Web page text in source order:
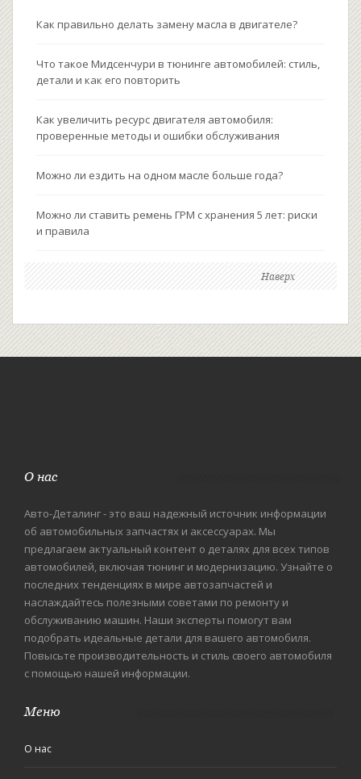
Как правильно делать замену масла в двигателе?
Что такое Мидсенчури в тюнинге автомобилей: стиль,
детали и как его повторить
Как увеличить ресурс двигателя автомобиля:
проверенные методы и ошибки обслуживания
Можно ли ездить на одном масле больше года?
Можно ли ставить ремень ГРМ с хранения 5 лет: риски
и правила
Наверх
О нас
Авто-Деталинг - это ваш надежный источник информации
об автомобильных запчастях и аксессуарах. Мы
предлагаем актуальный контент о деталях для всех типов
автомобилей, включая тюнинг и модернизацию. Узнайте о
последних тенденциях в мире автозапчастей и
наслаждайтесь полезными советами по ремонту и
обслуживанию машин. Наши эксперты помогут вам
подобрать идеальные детали для вашего автомобиля.
Повысьте производительность и стиль своего автомобиля
с помощью нашей информации.
Меню
О нас